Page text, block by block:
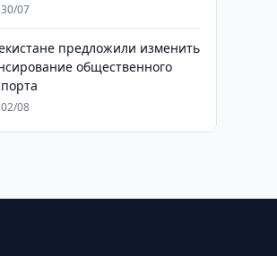
30/07
предложили изменить
общественного
02/08